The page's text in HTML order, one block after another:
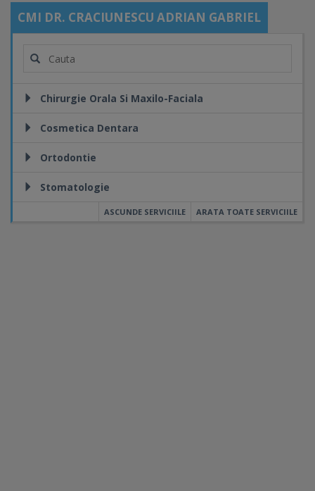
CMI DR. CRACIUNESCU ADRIAN GABRIEL
Chirurgie Orala Si Maxilo-Faciala
Cosmetica Dentara
Ortodontie
Stomatologie
ARATA TOATE SERVICIILE
ASCUNDE SERVICIILE